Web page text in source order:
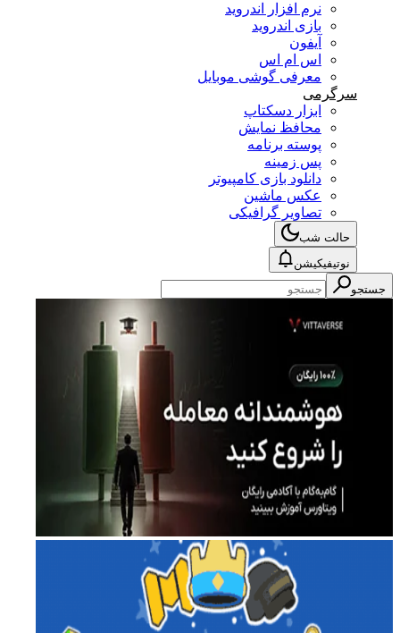
نرم افزار اندروید
بازی اندروید
آیفون
اس ام اس
معرفی گوشی موبایل
سرگرمی
ابزار دسکتاپ
محافظ نمایش
پوسته برنامه
پس زمینه
دانلود بازی کامپیوتر
عکس ماشین
تصاویر گرافیکی
حالت شب
نوتیفیکیشن
جستجو